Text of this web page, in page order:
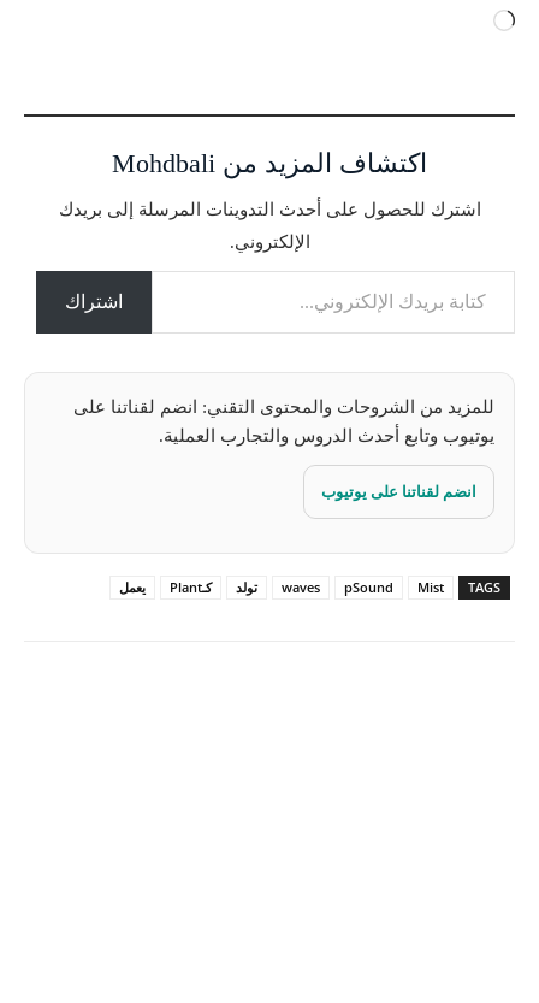
ج
ي
ل
اكتشاف المزيد من Mohdbali
اشترك للحصول على أحدث التدوينات المرسلة إلى بريدك
الإلكتروني.
كتابة بريدك الإلكتروني...
اشتراك
للمزيد من الشروحات والمحتوى التقني: انضم لقناتنا على
يوتيوب وتابع أحدث الدروس والتجارب العملية.
انضم لقناتنا على يوتيوب
TAGS
Mist
pSound
waves تولد كـPlant يعمل